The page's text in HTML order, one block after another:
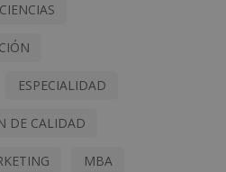
CIENCIAS
ESPECIALIDAD
DE CALIDAD
MBA